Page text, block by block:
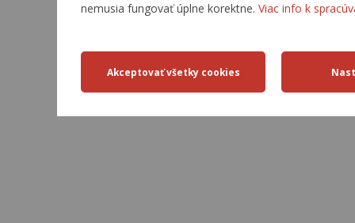
nemusia fungovať úplne korektne. Viac info k